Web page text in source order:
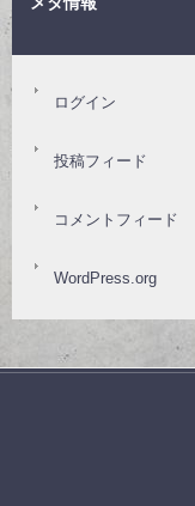
ログイン
投稿フィード
コメントフィード
WordPress.org